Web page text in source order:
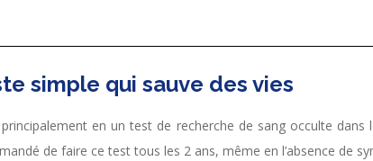
simple qui sauve des vies
en un test de recherche de sang occulte dans
de faire ce test tous les 2 ans, même en l’absence de